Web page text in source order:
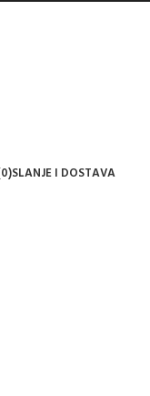
SLANJE I DOSTAVA